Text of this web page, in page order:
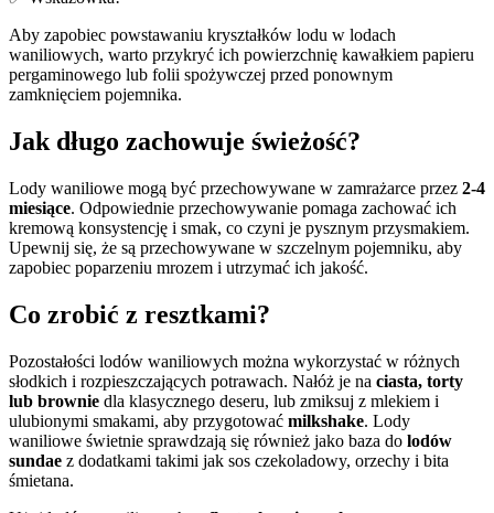
Aby zapobiec powstawaniu kryształków lodu w lodach
waniliowych, warto przykryć ich powierzchnię kawałkiem papieru
pergaminowego lub folii spożywczej przed ponownym
zamknięciem pojemnika.
Jak długo zachowuje świeżość?
Lody waniliowe mogą być przechowywane w zamrażarce przez 2-4
miesiące. Odpowiednie przechowywanie pomaga zachować ich
kremową konsystencję i smak, co czyni je pysznym przysmakiem.
Upewnij się, że są przechowywane w szczelnym pojemniku, aby
zapobiec poparzeniu mrozem i utrzymać ich jakość.
Co zrobić z resztkami?
Pozostałości lodów waniliowych można wykorzystać w różnych
słodkich i rozpieszczających potrawach. Nałóż je na ciasta, torty
lub brownie dla klasycznego deseru, lub zmiksuj z mlekiem i
ulubionymi smakami, aby przygotować milkshake. Lody
waniliowe świetnie sprawdzają się również jako baza do lodów
sundae z dodatkami takimi jak sos czekoladowy, orzechy i bita
śmietana.